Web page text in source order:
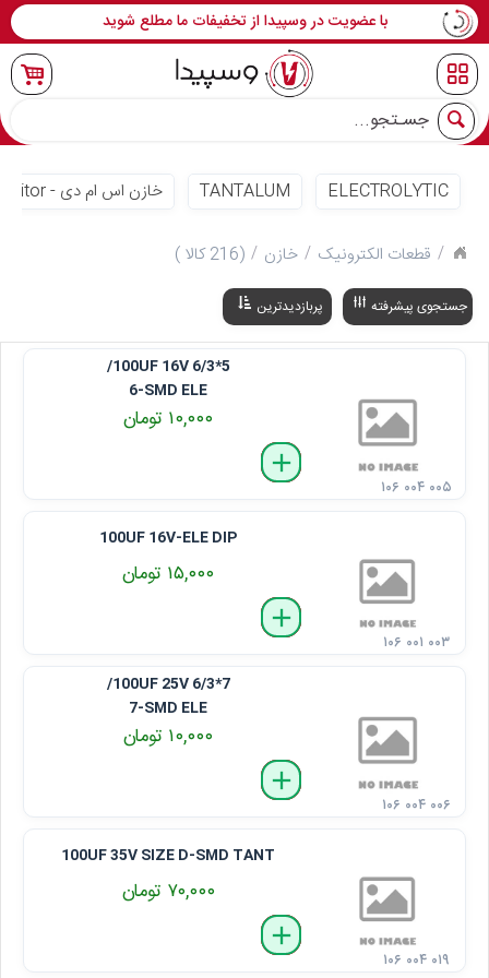
با عضویت در وسپیدا از تخفیفات ما مطلع شوید
ELECTROLYTIC
TANTALUM خازن اس ام دی - SMD Capacitor
قطعات الکترونیک خازن (216 کالا )
جستجوی پیشرفته پربازدیدترین
100UF 16V 6/3*5/
6-SMD ELE
۱۰,۰۰۰ تومان
delete
remove
add
۱۰۶ ۰۰۴ ۰۰۵
100UF 16V-ELE DIP
۱۵,۰۰۰ تومان
delete
remove
add
۱۰۶ ۰۰۱ ۰۰۳
100UF 25V 6/3*7/
7-SMD ELE
۱۰,۰۰۰ تومان
delete
remove
add
۱۰۶ ۰۰۴ ۰۰۶
100UF 35V SIZE D-SMD TANT
۷۰,۰۰۰ تومان
delete
remove
add
۱۰۶ ۰۰۴ ۰۱۹